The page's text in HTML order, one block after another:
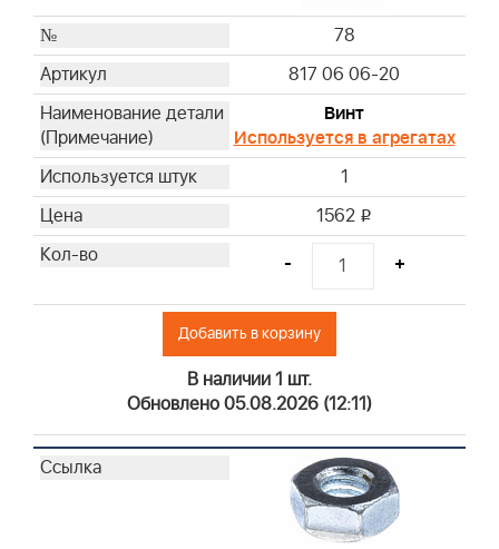
78
817 06 06-20
Винт
Используется в агрегатах
1
1562 i
- +
Добавить в корзину
В наличии 1 шт.
Обновлено 05.08.2026 (12:11)